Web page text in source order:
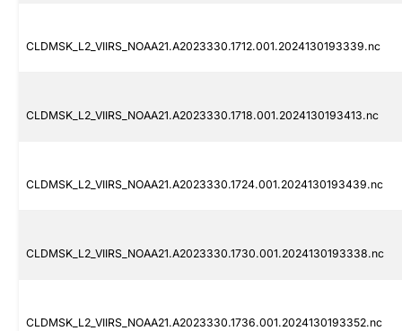
CLDMSK_L2_VIIRS_NOAA21.A2023330.1712.001.2024130193339.nc
CLDMSK_L2_VIIRS_NOAA21.A2023330.1718.001.2024130193413.nc
CLDMSK_L2_VIIRS_NOAA21.A2023330.1724.001.2024130193439.nc
CLDMSK_L2_VIIRS_NOAA21.A2023330.1730.001.2024130193338.nc
CLDMSK_L2_VIIRS_NOAA21.A2023330.1736.001.2024130193352.nc